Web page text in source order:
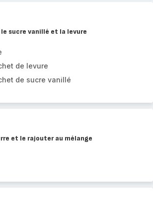
sucre vanillé et la levure
de levure
de sucre vanillé
et le rajouter au mélange